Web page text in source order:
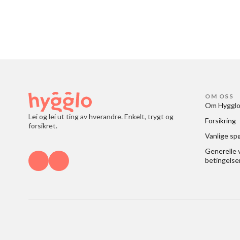
Lei og lei ut ting av hverandre. Enkelt, trygt og
forsikret.
OM OSS
Om Hygglo
Forsikring
Vanlige
Generelle